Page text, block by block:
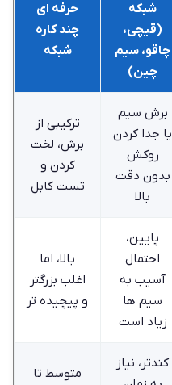
شبکه
(قیچی،
چاقو، سیم
چین)
حرفه ‌ای
چند کاره
شبکه
برش سیم
یا جدا کردن
روکش
بدون دقت
بالا
ترکیبی از
برش، لخت
کردن و
تست کابل
پایین،
احتمال
آسیب به
سیم ها
زیاد است
بالا، اما
اغلب بزرگتر
و پیچیده‌ تر
کندتر، نیاز
متوسط تا